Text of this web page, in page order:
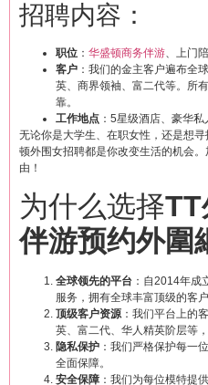
招聘内容：
职位 ： 华盛顿商务伴游、上门
客户 ：我们的金主客户遍布全
英、商界领袖、富二代等。所
靠。
工作地点 ：5星级酒店、豪华
无论你是大学生、在职女性，还是想
顿外围女招聘都是你改变生活的机会
由！
为什么选择TT
伴游预约外圍
全球领先的平台 ：自2014年成
服务，拥有全球丰富顶级的客
顶级客户资源：我们平台上的
英、富二代、华人精英阶层等
隐私保护 ：我们严格保护每一
全面保障。
安全保障 ：我们为每位模特提